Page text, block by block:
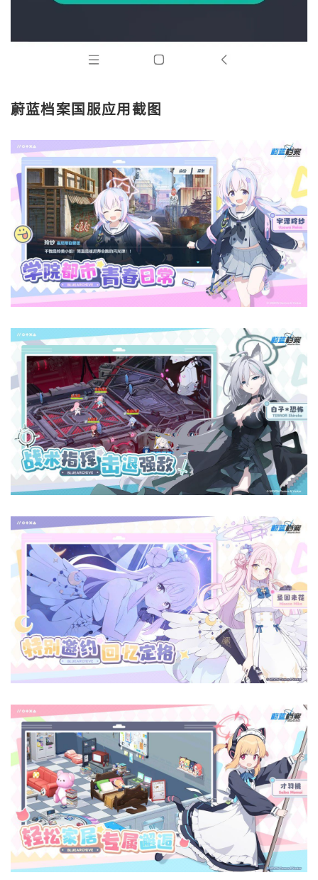
蔚蓝档案国服应用截图